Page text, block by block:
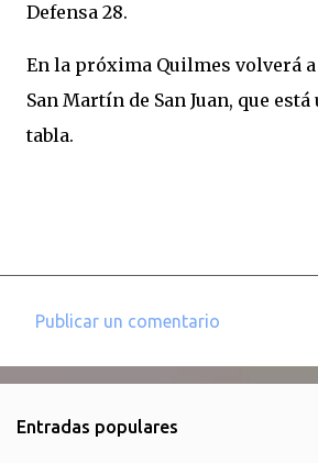
Defensa 28.
En la próxima Quilmes volverá
San Martín de San Juan, que
tabla.
e
Publicar un comentario
Entradas populares